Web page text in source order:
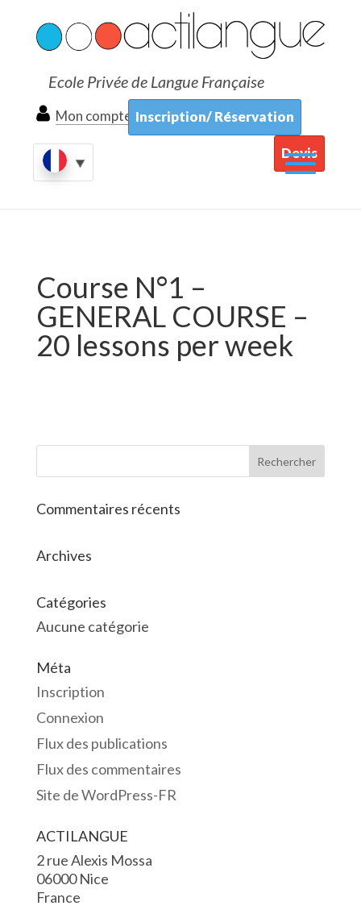
Ecole Privée de Langue Française
Mon compte Inscription/ Réservation
Devis
Course N°1 –
GENERAL COURSE –
20 lessons per week
Commentaires récents
Archives
Catégories
Aucune catégorie
Méta
Inscription
Connexion
Flux des publications
Flux des commentaires
Site de WordPress-FR
ACTILANGUE
2 rue Alexis Mossa
06000 Nice
France